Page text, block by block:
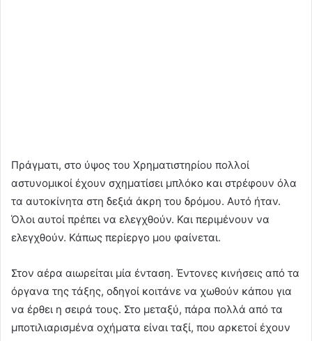
Πράγματι, στο ύψος του Χρηματιστηρίου πολλοί
αστυνομικοί έχουν σχηματίσει μπλόκο και στρέφουν όλα
τα αυτοκίνητα στη δεξιά άκρη του δρόμου. Αυτό ήταν.
Όλοι αυτοί πρέπει να ελεγχθούν. Και περιμένουν να
ελεγχθούν. Κάπως περίεργο μου φαίνεται.
Στον αέρα αιωρείται μία ένταση. Έντονες κινήσεις από τα
όργανα της τάξης, οδηγοί κοιτάνε να χωθούν κάπου για
να έρθει η σειρά τους. Στο μεταξύ, πάρα πολλά από τα
μποτιλιαρισμένα οχήματα είναι ταξί, που αρκετοί έχουν